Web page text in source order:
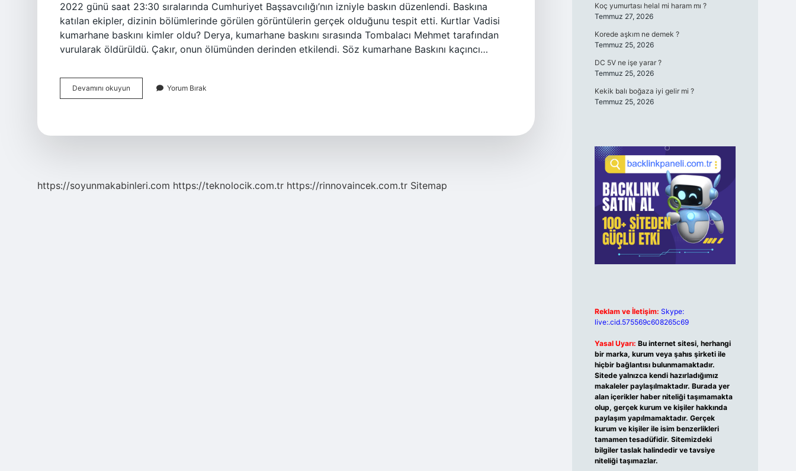
2022 günü saat 23:30 sıralarında Cumhuriyet Başsavcılığı’nın izniyle baskın düzenlendi. Baskına
katılan ekipler, dizinin bölümlerinde görülen görüntülerin gerçek olduğunu tespit etti. Kurtlar Vadisi
kumarhane baskını kimler oldu? Derya, kumarhane baskını sırasında Tombalacı Mehmet tarafından
vurularak öldürüldü. Çakır, onun ölümünden derinden etkilendi. Söz kumarhane Baskını kaçıncı…
Devamını okuyun
Vadisi
Yorum Bırak
https://soyunmakabinleri.com https://teknolocik.com.tr https://rinnovaincek.com.tr Sitemap
Koç yumurtası helal mi haram mı ?
Temmuz 27, 2026
Korede aşkım ne demek ?
Temmuz 25, 2026
DC 5V ne işe yarar ?
Temmuz 25, 2026
Kekik balı boğaza iyi gelir mi ?
Temmuz 25, 2026
Reklam ve İletişim: Skype:
live:.cid.575569c608265c69
Yasal Uyarı: Bu internet sitesi, herhangi
bir marka, kurum veya şahıs şirketi ile
hiçbir bağlantısı bulunmamaktadır.
Sitede yalnızca kendi hazırladığımız
makaleler paylaşılmaktadır. Burada yer
alan içerikler haber niteliği taşımamakta
olup, gerçek kurum ve kişiler hakkında
paylaşım yapılmamaktadır. Gerçek
kurum ve kişiler ile isim benzerlikleri
tamamen tesadüfidir. Sitemizdeki
bilgiler taslak halindedir ve tavsiye
niteliği taşımazlar.